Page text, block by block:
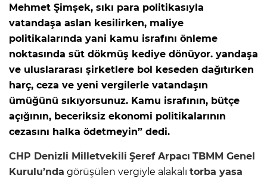
Mehmet Şimşek, sıkı para politikasıyla
vatandaşa aslan kesilirken, maliye
politikalarında yani kamu israfını önleme
noktasında süt dökmüş kediye dönüyor. yandaşa
ve uluslararası şirketlere bol keseden dağıtırken
harç, ceza ve yeni vergilerle vatandaşın
ümüğünü sıkıyorsunuz. Kamu israfının, bütçe
açığının, beceriksiz ekonomi politikalarının
cezasını halka ödetmeyin” dedi.
CHP Denizli Milletvekili Şeref Arpacı TBMM Genel
Kurulu’nda görüşülen vergiyle alakalı torba yasa